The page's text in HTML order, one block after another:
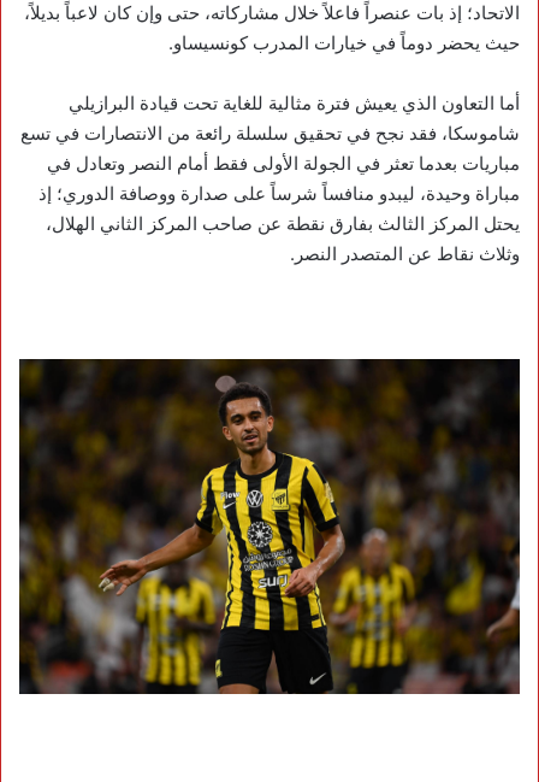
الاتحاد؛ إذ بات عنصراً فاعلاً خلال مشاركاته، حتى وإن كان لاعباً بديلاً،
حيث يحضر دوماً في خيارات المدرب كونسيساو.
أما التعاون الذي يعيش فترة مثالية للغاية تحت قيادة البرازيلي
شاموسكا، فقد نجح في تحقيق سلسلة رائعة من الانتصارات في تسع
مباريات بعدما تعثر في الجولة الأولى فقط أمام النصر وتعادل في
مباراة وحيدة، ليبدو منافساً شرساً على صدارة ووصافة الدوري؛ إذ
يحتل المركز الثالث بفارق نقطة عن صاحب المركز الثاني الهلال،
وثلاث نقاط عن المتصدر النصر.